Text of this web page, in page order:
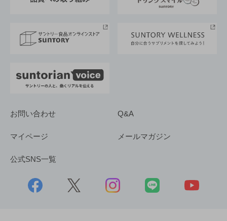
採用情報
お問い合わせ Q&A
マイページ メールマガジン
公式SNS一覧